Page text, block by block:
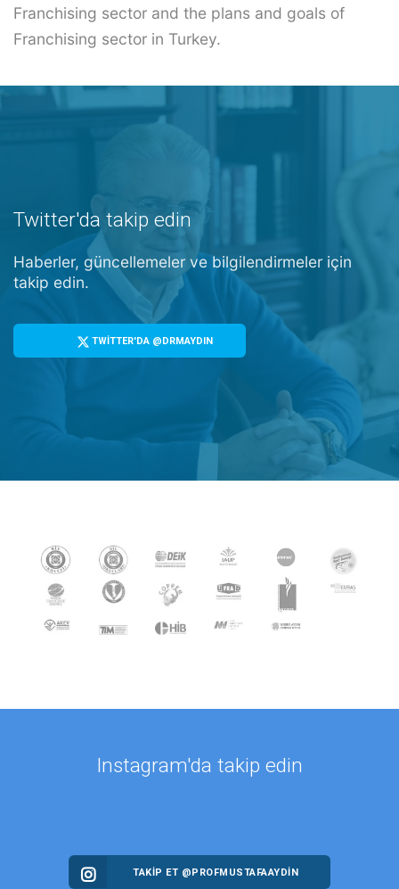
Franchising sector and the plans and goals of
Franchising sector in Turkey.
Twitter'da takip edin
Haberler, güncellemeler ve bilgilendirmeler için
takip edin.
TWİTTER'DA @DRMAYDIN
Instagram'da takip edin
TAKİP ET @PROFMUSTAFAAYDIN